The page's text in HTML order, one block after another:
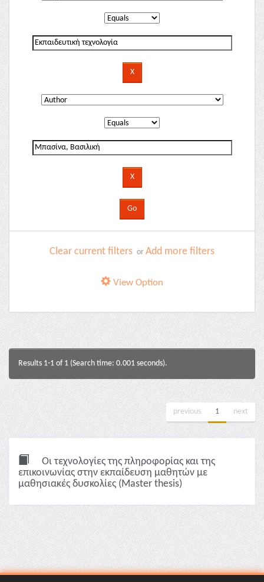
Clear current filters or Add more filters
View Option
Results 1-1 of 1 (Search time: 0.001 seconds).
previous 1 next
Οι τεχνολογίες της πληροφορίας και της
επικοινωνίας στην εκπαίδευση μαθητών με
μαθησιακές δυσκολίες (Master thesis)